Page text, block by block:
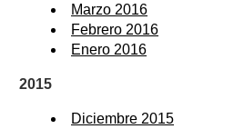
Marzo 2016
Febrero 2016
Enero 2016
2015
Diciembre 2015